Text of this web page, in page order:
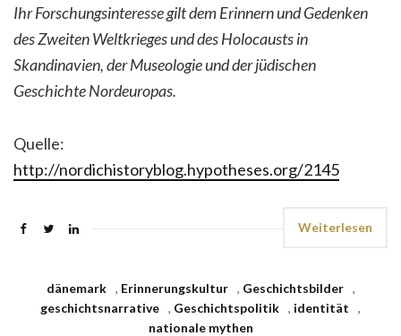
Ihr Forschungsinteresse gilt dem Erinnern und Gedenken
des Zweiten Weltkrieges und des Holocausts in
Skandinavien, der Museologie und der jüdischen
Geschichte Nordeuropas.
Quelle:
http://nordichistoryblog.hypotheses.org/2145
Weiterlesen
dänemark , Erinnerungskultur , Geschichtsbilder
,
geschichtsnarrative , Geschichtspolitik , identität
,
nationale mythen